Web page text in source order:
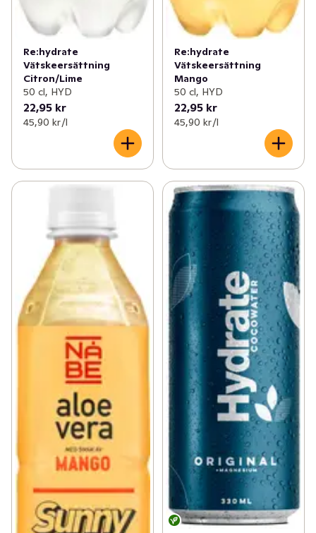
Re:hydrate
Vätskeersättning
Citron/Lime
50 cl, HYD
22,95 kr
45,90 kr /l
Re:hydrate
Vätskeersättning
Mango
50 cl, HYD
22,95 kr
45,90 kr /l